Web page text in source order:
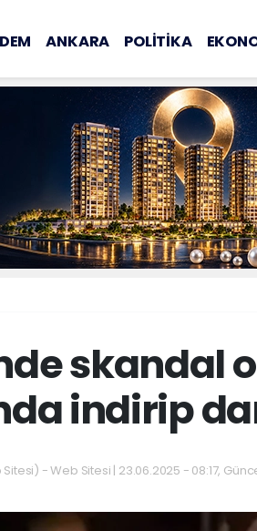
ANKARA POLİTİKA
skandal
indirip
- Web Sitesi | 23.06.2025 - 08:17,